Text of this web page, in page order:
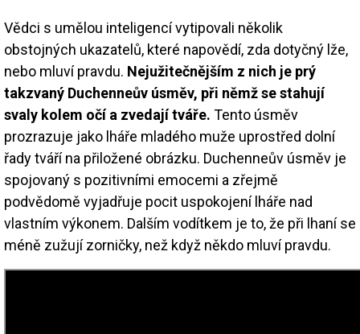
Vědci s umělou inteligencí vytipovali několik
obstojných ukazatelů, které napovědí, zda dotyčný lže,
nebo mluví pravdu. Nejužitečnějším z nich je prý
takzvaný Duchenneův úsměv, při němž se stahují
svaly kolem očí a zvedají tváře. Tento úsměv
prozrazuje jako lháře mladého muže uprostřed dolní
řady tváří na přiložené obrázku. Duchenneův úsměv je
spojovaný s pozitivními emocemi a zřejmě
podvědomě vyjadřuje pocit uspokojení lháře nad
vlastním výkonem. Dalším vodítkem je to, že při lhaní se
méně zužují zorničky, než když někdo mluví pravdu.